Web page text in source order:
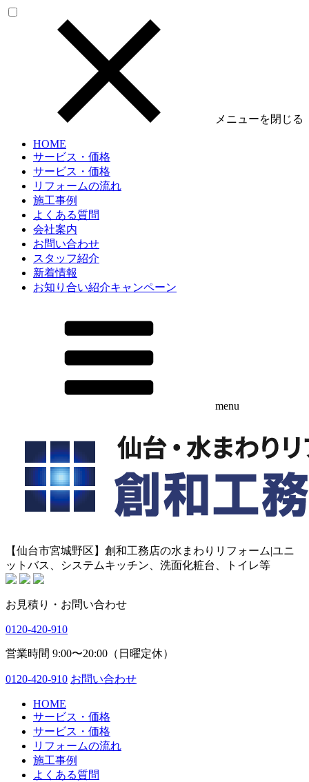
メニューを閉じる
HOME
サービス・価格
サービス・価格
リフォームの流れ
施工事例
よくある質問
会社案内
お問い合わせ
スタッフ紹介
新着情報
お知り合い紹介キャンペーン
menu
【仙台市宮城野区】創和工務店の水まわりリフォーム|ユニ
ットバス、システムキッチン、洗面化粧台、トイレ等
お見積り・お問い合わせ
0120-420-910
営業時間 9:00〜20:00（日曜定休）
0120-420-910 お問い合わせ
HOME
サービス・価格
サービス・価格
リフォームの流れ
施工事例
よくある質問